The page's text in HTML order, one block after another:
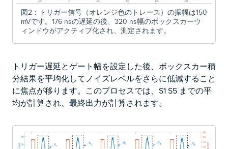
図2：トリガー信号（オレンジ色のトレース）の振幅は150
mVです。176 nsの遅延の後、320 ns幅のボックスカーウ
ィンドウがアクティブ化され、測定されます。
トリガー遅延とゲート幅を設定した後、ボックスカー積
分結果を平均化してノイズレベルをさらに低減すること
に焦点が移ります。このプロセスでは、S1S5 までの平
均が計算され、最終出力が計算されます。